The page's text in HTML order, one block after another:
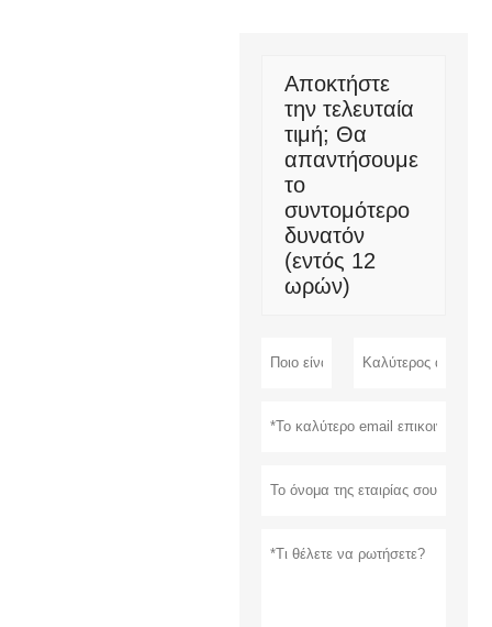
Αποκτήστε
την τελευταία
τιμή; Θα
απαντήσουμε
το
συντομότερο
δυνατόν
(εντός 12
ωρών)